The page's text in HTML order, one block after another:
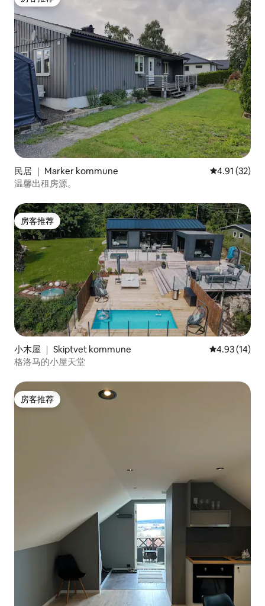
房客推荐
民居 ｜ Marker kommune 平均评分
4.91 (32)
温馨出租房源。
房客推荐
房客推荐
小木屋 ｜ Skiptvet kommune 平均评分
4.93 (14)
格洛马的小屋天堂
房客推荐
房客推荐